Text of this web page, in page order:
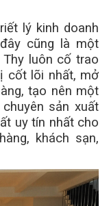
lý kinh doanh
cũng là một
luôn cố trao
cốt lõi nhất, mở
tạo nên một
sản xuất
uy tín nhất cho
khách sạn,